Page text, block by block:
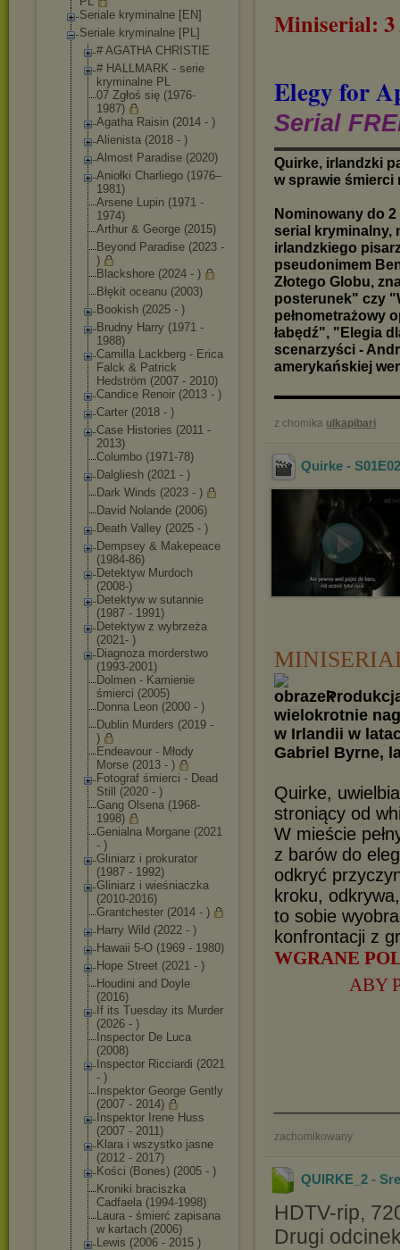
Seriale kryminalne [EN]
Seriale kryminalne [PL]
# AGATHA CHRISTIE
# HALLMARK - serie
kryminalne PL
07 Zgłoś się (1976-
1987)
Agatha Raisin (2014 - )
Alienista (2018 - )
Almost Paradise (2020)
Aniołki Charliego (1976–
1981)
Arsene Lupin (1971 -
1974)
Arthur & George (2015)
Beyond Paradise (2023 -
)
Blackshore (2024 - )
Błękit oceanu (2003)
Bookish (2025 - )
Brudny Harry (1971 -
1988)
Camilla Lackberg - Erica
Falck & Patrick
Hedström (2007 - 2010)
Candice Renoir (2013 - )
Carter (2018 - )
Case Histories (2011 -
2013)
Columbo (1971-78)
Dalgliesh (2021 - )
Dark Winds (2023 - )
David Nolande (2006)
Death Valley (2025 - )
Dempsey & Makepeace
(1984-86)
Detektyw Murdoch
(2008-)
Detektyw w sutannie
(1987 - 1991)
Detektyw z wybrzeża
(2021- )
Diagnoza morderstwo
(1993-2001)
Dolmen - Kamienie
śmierci (2005)
Donna Leon (2000 - )
Dublin Murders (2019 -
)
Endeavour - Młody
Morse (2013 - )
Fotograf śmierci - Dead
Still (2020 - )
Gang Olsena (1968-
1998)
Genialna Morgane (2021
- )
Gliniarz i prokurator
(1987 - 1992)
Gliniarz i wieśniaczka
(2010-2016)
Grantchester (2014 - )
Harry Wild (2022 - )
Hawaii 5-O (1969 - 1980)
Hope Street (2021 - )
Houdini and Doyle
(2016)
If its Tuesday its Murder
(2026 - )
Inspector De Luca
(2008)
Inspector Ricciardi (2021
- )
Inspektor George Gently
(2007 - 2014)
Inspektor Irene Huss
(2007 - 2011)
Klara i wszystko jasne
(2012 - 2017)
Kości (Bones) (2005 - )
Kroniki braciszka
Cadfaela (1994-1998)
Laura - śmierć zapisana
w kartach (2006)
Lewis (2006 - 2015 )
Miniserial: 3
Elegy for
Serial
Quirke, irlandzki
w sprawie śmierci
Nominowany do
serial kryminalny,
irlandzkiego
pseudonimem
Złotego Globu,
posterunek" czy
pełnometrażowy
łabędź", "Elegia
scenarzyści -
amerykańskiej
z chomika ulkapibari
Quirke -
wielokrotnie
w Irlandii w
Gabriel Byrne,
Quirke,
stroniący od
W mieście
z barów do
odkryć
kroku,
to sobie
konfrontacji z
WGRANE
ABY
zachomikowany
QUIRKE_2 -
HDTV-rip,
Drugi